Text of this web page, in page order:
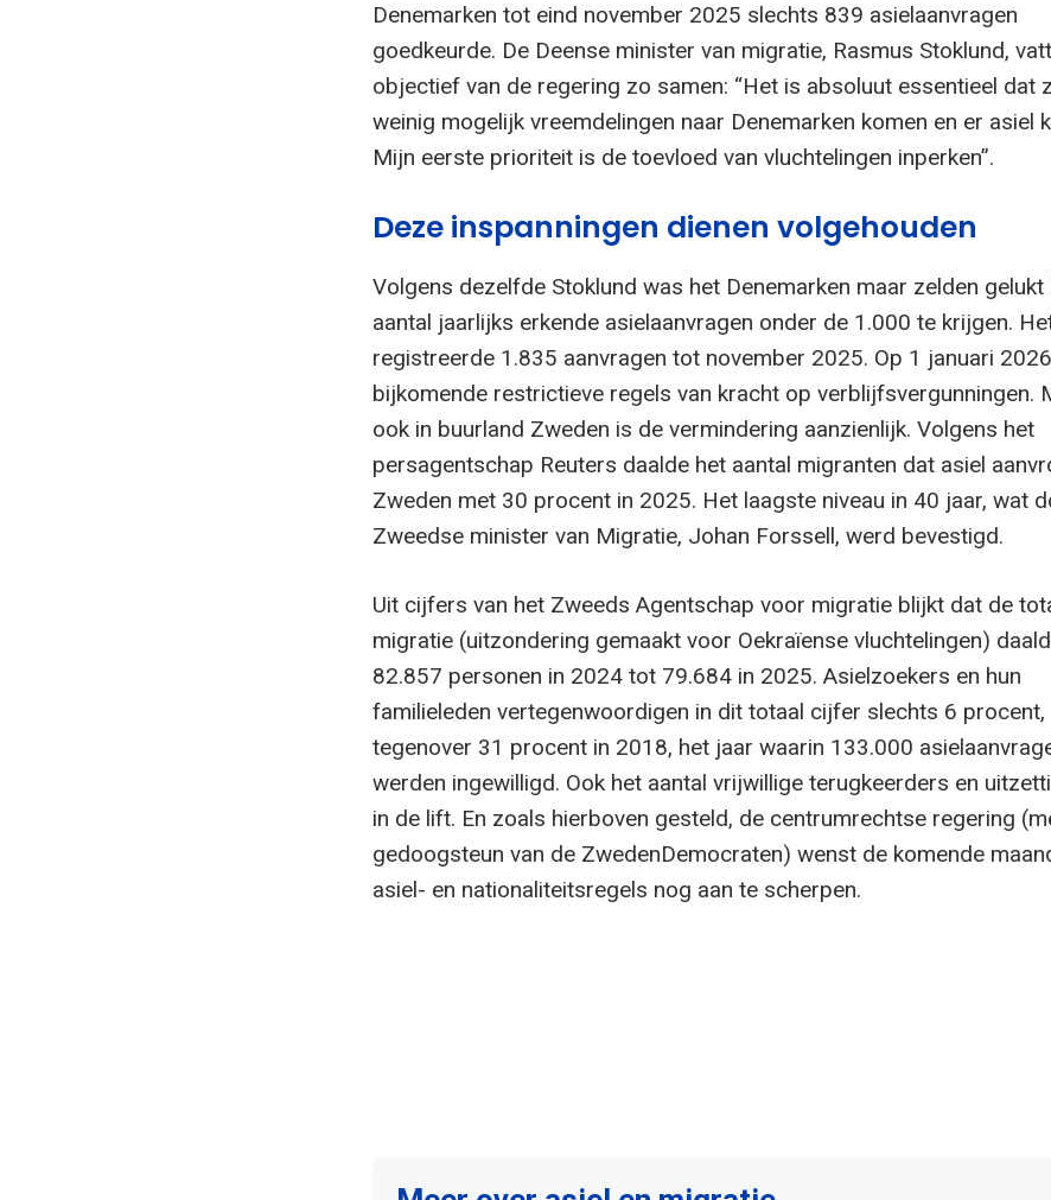
Denemarken tot eind november 2025 slechts 839 asielaanvragen
goedkeurde. De Deense minister van migratie, Rasmus Stoklund,
objectief van de regering zo samen: “Het is absoluut essentieel dat
weinig mogelijk vreemdelingen naar Denemarken komen en er asiel
Mijn eerste prioriteit is de toevloed van vluchtelingen inperken”.
Deze inspanningen dienen volgehouden
Volgens dezelfde Stoklund was het Denemarken maar zelden gelukt
aantal jaarlijks erkende asielaanvragen onder de 1.000 te krijgen.
registreerde 1.835 aanvragen tot november 2025. Op 1 januari
bijkomende restrictieve regels van kracht op verblijfsvergunningen.
ook in buurland Zweden is de vermindering aanzienlijk. Volgens het
persagentschap Reuters daalde het aantal migranten dat asiel
Zweden met 30 procent in 2025. Het laagste niveau in 40 jaar, wat
Zweedse minister van Migratie, Johan Forssell, werd bevestigd.
Uit cijfers van het Zweeds Agentschap voor migratie blijkt dat de
migratie (uitzondering gemaakt voor Oekraïense vluchtelingen)
82.857 personen in 2024 tot 79.684 in 2025. Asielzoekers en hun
familieleden vertegenwoordigen in dit totaal cijfer slechts 6 procent,
tegenover 31 procent in 2018, het jaar waarin 133.000
werden ingewilligd. Ook het aantal vrijwillige terugkeerders en
in de lift. En zoals hierboven gesteld, de centrumrechtse regering
gedoogsteun van de ZwedenDemocraten) wenst de komende
asiel- en nationaliteitsregels nog aan te scherpen.